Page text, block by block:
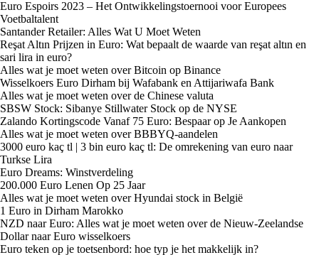
Euro Espoirs 2023 – Het Ontwikkelingstoernooi voor Europees
Voetbaltalent
Santander Retailer: Alles Wat U Moet Weten
Reşat Altın Prijzen in Euro: Wat bepaalt de waarde van reşat altın en
sari lira in euro?
Alles wat je moet weten over Bitcoin op Binance
Wisselkoers Euro Dirham bij Wafabank en Attijariwafa Bank
Alles wat je moet weten over de Chinese valuta
SBSW Stock: Sibanye Stillwater Stock op de NYSE
Zalando Kortingscode Vanaf 75 Euro: Bespaar op Je Aankopen
Alles wat je moet weten over BBBYQ-aandelen
3000 euro kaç tl | 3 bin euro kaç tl: De omrekening van euro naar
Turkse Lira
Euro Dreams: Winstverdeling
200.000 Euro Lenen Op 25 Jaar
Alles wat je moet weten over Hyundai stock in België
1 Euro in Dirham Marokko
NZD naar Euro: Alles wat je moet weten over de Nieuw-Zeelandse
Dollar naar Euro wisselkoers
Euro teken op je toetsenbord: hoe typ je het makkelijk in?